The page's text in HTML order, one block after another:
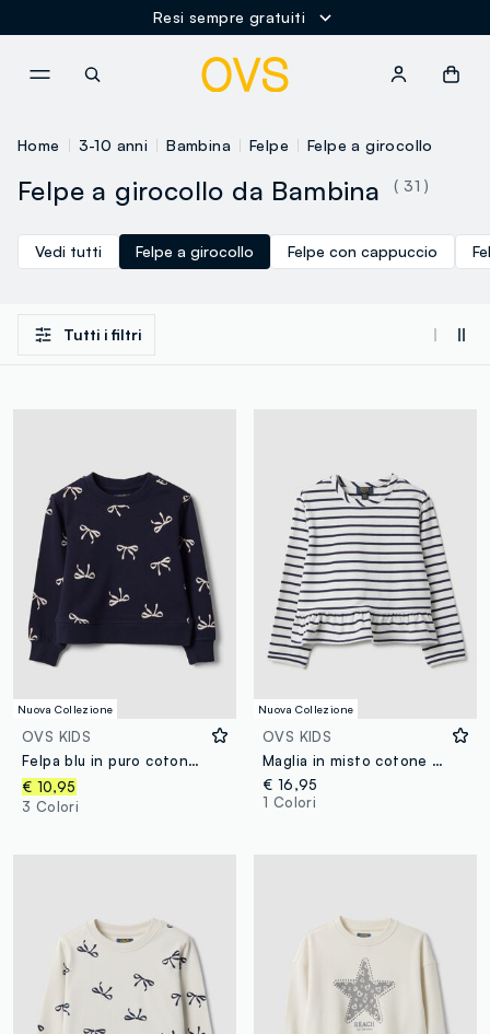
Resi sempre gratuiti
Home 3-10 anni Bambina Felpe Felpe a girocollo
Felpe a girocollo da Bambina ( 31 )
Vedi tutti Felpe a girocollo Felpe con cappuccio
Tutti i filtri
Nuova Collezione
OVS KIDS
Felpa blu in puro cotone con stampa fiocchi e girocollo per bambina
€ 10,95
3 Colori
Nuova Collezione
OVS KIDS
Maglia in misto cotone a righe multicolor da bambina vestibilità fitted
€ 16,95
1 Colori